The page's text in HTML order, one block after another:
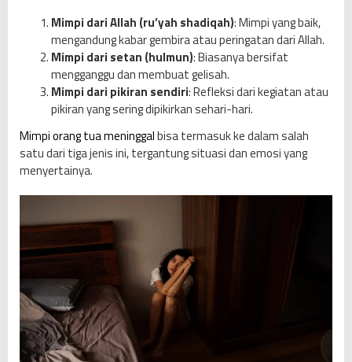
r
,
M
a
k
n
,
n
r
a
M
e
n
y
i
Mimpi dari Allah (ru’yah shadiqah): Mimpi yang baik,
mengandung kabar gembira atau peringatan dari Allah.
Mimpi dari setan (hulmun): Biasanya bersifat
mengganggu dan membuat gelisah.
Mimpi dari pikiran sendiri: Refleksi dari kegiatan atau
pikiran yang sering dipikirkan sehari-hari.
Mimpi orang tua meninggalbisa termasuk ke dalam salah
satu dari tiga jenis ini, tergantung situasi dan emosi yang
menyertainya.